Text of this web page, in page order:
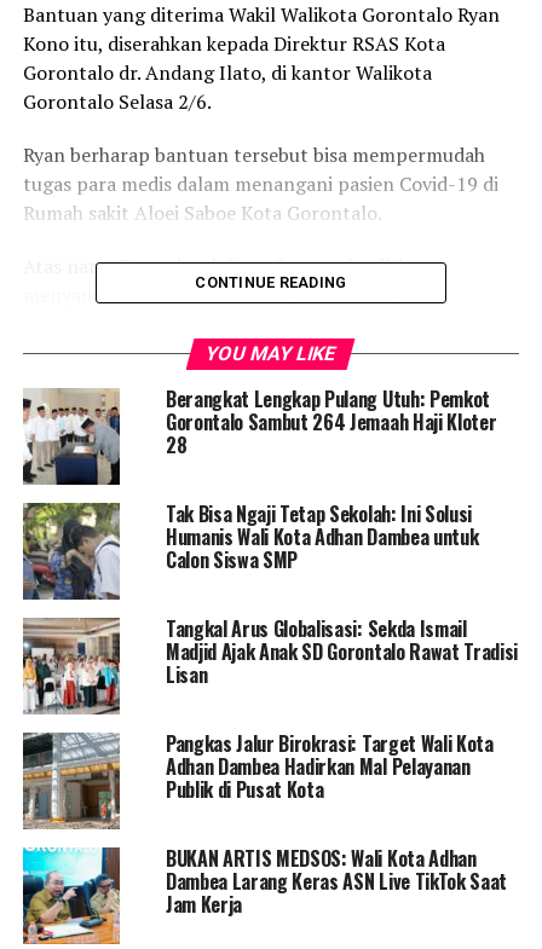
Bantuan yang diterima Wakil Walikota Gorontalo Ryan
Kono itu, diserahkan kepada Direktur RSAS Kota
Gorontalo dr. Andang Ilato, di kantor Walikota
Gorontalo Selasa 2/6.
Ryan berharap bantuan tersebut bisa mempermudah
tugas para medis dalam menangani pasien Covid-19 di
Rumah sakit Aloei Saboe Kota Gorontalo.
Atas nama Pemerintah Kota Gorontalo, dirinya
menyampaikan terima kasih kepada Kelompok
rasa empati mereka kepada sesama.
“Kantor Kelompok Masyarakat ini terpusat di Jakarta,
tetapi gerakan kepedulian mereka menyebar ke seluruh
daerah termasuk Kota Gorontalo. Untuk itu kami sangat
mengapresiasinya,” ujar Ryan.
Direktur RSAS Kota Gorontalo dr. Andang Ilato
mengatakan, pihaknya akan memanfaatkan APD
tersebut untuk melayani pasien terpapar Covid-19. Di
akuinya, pelayanan di RSAS saat ini intensitasnya cukup
tinggi, sehingga sangat membutuhkan ketersediaan
stock APD medis yang lebih.
“dengan adanya bantuan ini, kami merasa sangat
terbantu. semoga dengan semangat bergotong royong
saling peduli satu dengan lainnya, kita bisa mengakhiri
wabah ini. ” pungkas Andang
RELATED TOPICS: PEMKOT GORONTALO
CONTINUE READING
YOU MAY LIKE
Berangkat Lengkap Pulang Utuh: Pemkot
Gorontalo Sambut 264 Jemaah Haji Kloter
28
Tak Bisa Ngaji Tetap Sekolah: Ini Solusi
Humanis Wali Kota Adhan Dambea untuk
Calon Siswa SMP
Tangkal Arus Globalisasi: Sekda Ismail
Madjid Ajak Anak SD Gorontalo Rawat Tradisi
Lisan
Pangkas Jalur Birokrasi: Target Wali Kota
Adhan Dambea Hadirkan Mal Pelayanan
Publik di Pusat Kota
BUKAN ARTIS MEDSOS: Wali Kota Adhan
Dambea Larang Keras ASN Live TikTok Saat
Jam Kerja